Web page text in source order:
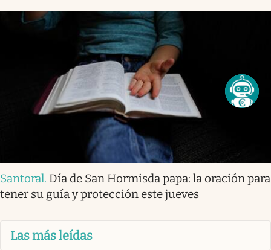
Santoral. Día de San Hormisda papa: la oración para
tener su guía y protección este jueves
Las más leídas